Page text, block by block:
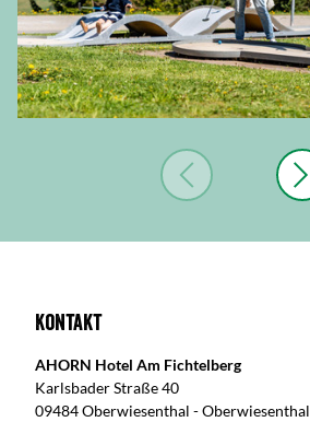
Kontakt
AHORN Hotel Am Fichtelberg
Karlsbader Straße 40
09484 Oberwiesenthal - Oberwiesenthal